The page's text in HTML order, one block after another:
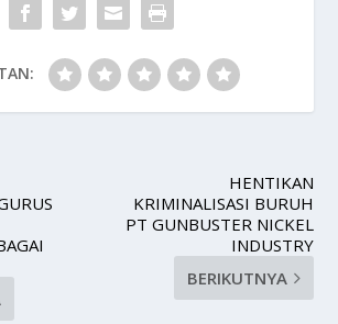
HENTIKAN
KRIMINALISASI BURUH
PT GUNBUSTER NICKEL
INDUSTRY
BERIKUTNYA